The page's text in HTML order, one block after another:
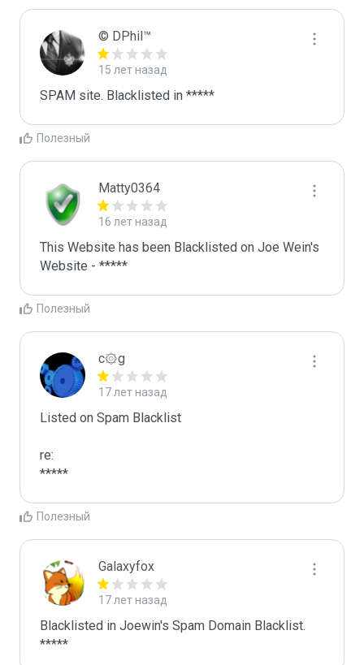
© DPhil™
15 лет назад
SPAM site. Blacklisted in *****
Полезный
Matty0364
16 лет назад
This Website has been Blacklisted on Joe Wein's
Website - *****
Полезный
c۞g
17 лет назад
Listed on Spam Blacklist
re:
*****
Полезный
Galaxyfox
17 лет назад
Blacklisted in Joewin's Spam Domain Blacklist.
*****